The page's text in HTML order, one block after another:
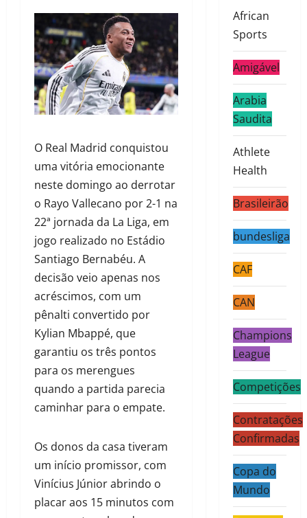
O Real Madrid conquistou
uma vitória emocionante
neste domingo ao derrotar
o Rayo Vallecano por 2-1 na
22ª jornada da La Liga, em
jogo realizado no Estádio
Santiago Bernabéu. A
decisão veio apenas nos
acréscimos, com um
pênalti convertido por
Kylian Mbappé, que
garantiu os três pontos
para os merengues
quando a partida parecia
caminhar para o empate.
Os donos da casa tiveram
um início promissor, com
Vinícius Júnior abrindo o
placar aos 15 minutos com
African
Sports
Amigável
Arabia
Saudita
Athlete
Health
Brasileirão
bundesliga
CAF
CAN
Champions
League
Competições
Contratações
Confirmadas
Copa do
Mundo